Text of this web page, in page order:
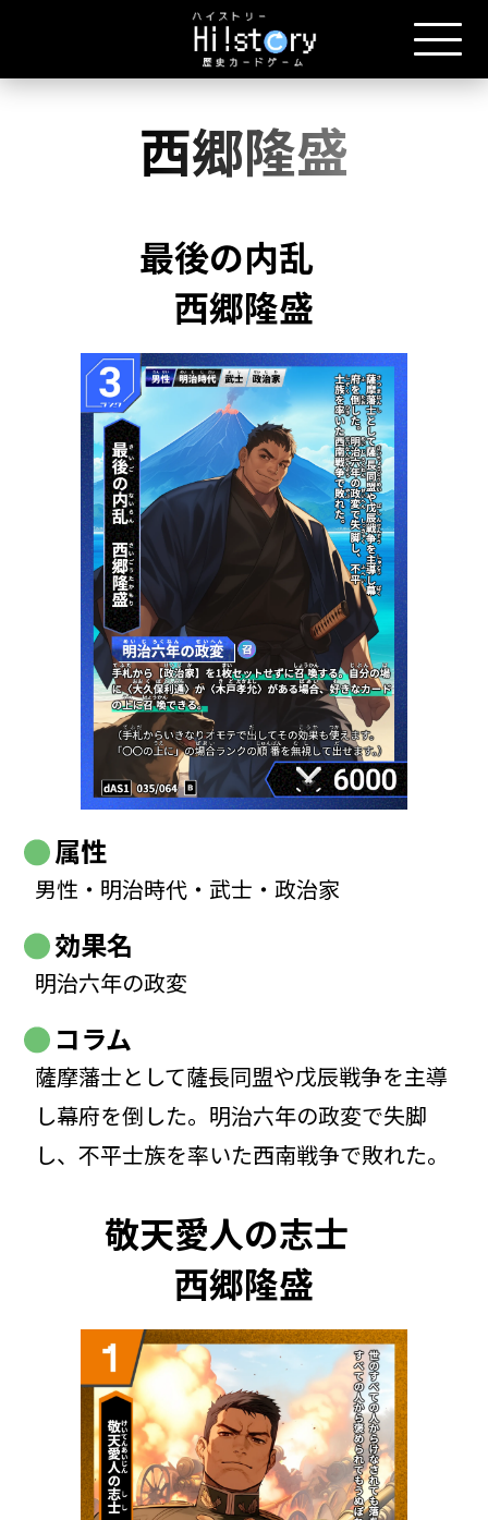
西郷隆盛
最後の内乱
西郷隆盛
属性
男性・明治時代・武士・政治家
効果名
明治六年の政変
コラム
薩摩藩士として薩長同盟や戊辰戦争を主導
し幕府を倒した。明治六年の政変で失脚
し、不平士族を率いた西南戦争で敗れた。
敬天愛人の志士
西郷隆盛